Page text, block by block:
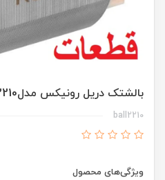
بالشتک دریل رونیکس مدل2210 (یدکی)فابریک
ball2210
ویژگی‌های محصول